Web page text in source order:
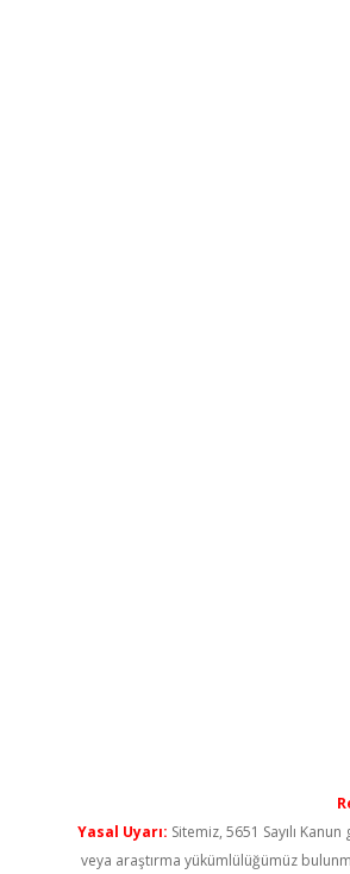
Yasal Uyarı: Sitemiz, 5651 Sayılı
veya araştırma yükümlülüğümüz